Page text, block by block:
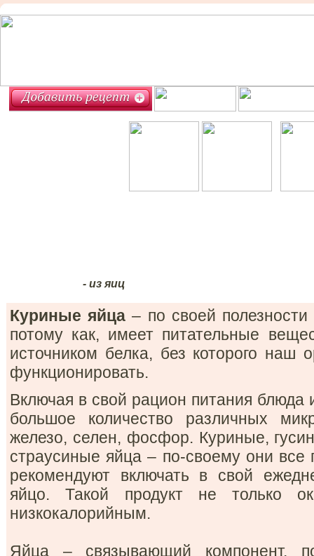
- из яиц
Куриные яйца – по своей
потому как, имеет питательные
источником белка, без которого наш
функционировать.
Включая в свой рацион питания блюда
большое количество различных
железо, селен, фосфор. Куриные,
страусиные яйца – по-своему они все
рекомендуют включать в свой
яйцо. Такой продукт не только
низкокалорийным.
Яйца – связывающий компонент,